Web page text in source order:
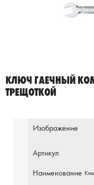
КЛЮЧ ГАЕЧНЫЙ
ТРЕЩОТКОЙ
Изображение
Артикул
Наименование